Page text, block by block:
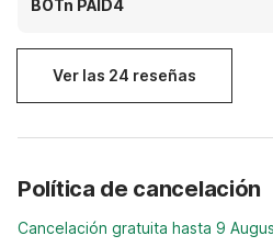
BOTn PAID4
Ver las 24 reseñas
Política de cancelación
Cancelación gratuita hasta 9